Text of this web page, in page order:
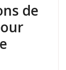
de